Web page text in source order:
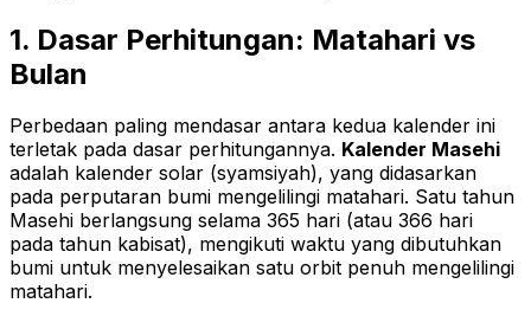
1. Dasar Perhitungan: Matahari vs
Bulan
Perbedaan paling mendasar antara kedua kalender ini
terletak pada dasar perhitungannya. Kalender Masehi
adalah kalender solar (syamsiyah), yang didasarkan
pada perputaran bumi mengelilingi matahari. Satu tahun
Masehi berlangsung selama 365 hari (atau 366 hari
pada tahun kabisat), mengikuti waktu yang dibutuhkan
bumi untuk menyelesaikan satu orbit penuh mengelilingi
matahari.